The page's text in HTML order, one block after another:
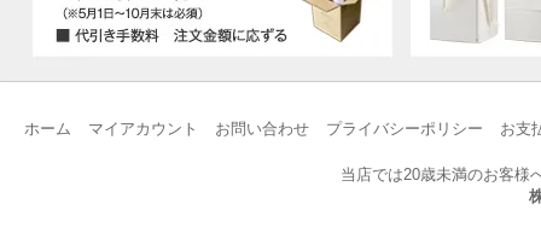
ホーム マイアカウント お問い合わせ プライバシーポリシー お支
当店では20歳未満のお客様